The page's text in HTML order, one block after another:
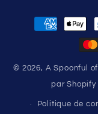
Moyens
© 2026, A Spoonful
par Shopify
Politique de